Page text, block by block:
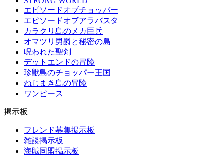
エピソードオブチョッパー
エピソードオブアラバスタ
カラクリ島のメカ巨兵
オマツリ男爵と秘密の島
呪われた聖剣
デットエンドの冒険
珍獣島のチョッパー王国
ねじまき島の冒険
ワンピース
掲示板
フレンド募集掲示板
雑談掲示板
海賊同盟掲示板